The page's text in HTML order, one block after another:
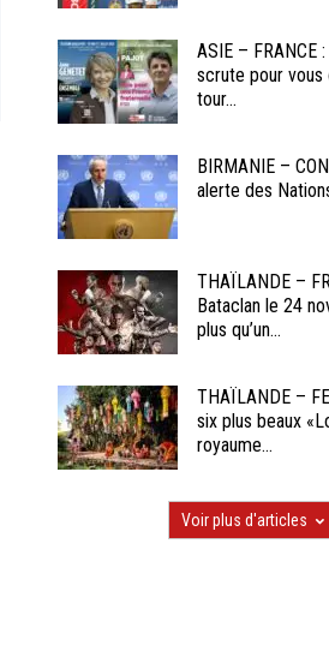
ASIE – FRANCE
scrute pour vous
tour...
BIRMANIE –
alerte des
THAÏLANDE –
Bataclan le 24
plus qu’un...
THAÏLANDE –
six plus beaux
royaume...
Voir plus d'articles